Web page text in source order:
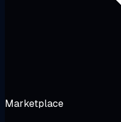
Marketplace